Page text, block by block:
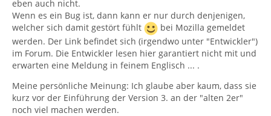
eben auch nicht.
Wenn es ein Bug ist, dann kann er nur durch denjenigen,
welcher sich damit gestört fühlt
bei Mozilla gemeldet
werden. Der Link befindet sich (irgendwo unter "Entwickler")
im Forum. Die Entwickler lesen hier garantiert nicht mit und
erwarten eine Meldung in feinem Englisch ... .
Meine persönliche Meinung: Ich glaube aber kaum, dass sie
kurz vor der Einführung der Version 3. an der "alten 2er"
noch viel machen werden.